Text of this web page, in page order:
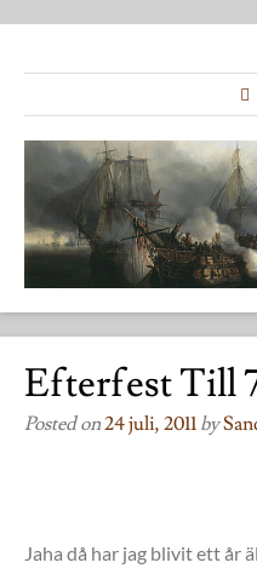
Efterfest Till
Posted on24 juli, 2011 by
Jaha då har jag blivit ett år